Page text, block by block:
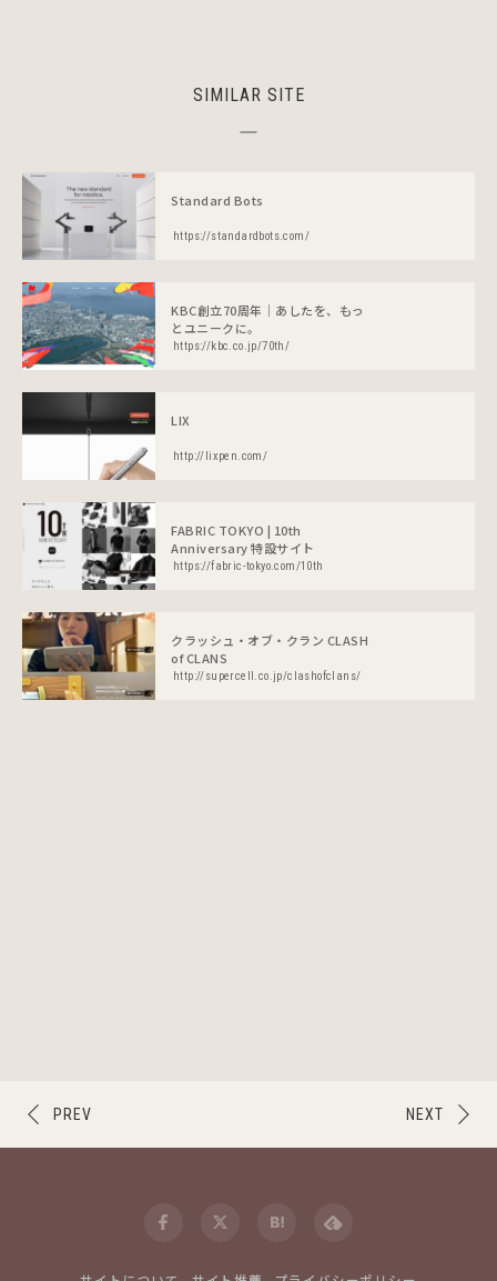
SIMILAR SITE
Standard Bots
https://standardbots.com/
KBC創立70周年｜あしたを、もっ
とユニークに。
https://kbc.co.jp/70th/
LIX
http://lixpen.com/
FABRIC TOKYO | 10th
Anniversary 特設サイト
https://fabric-tokyo.com/10th
クラッシュ・オブ・クラン CLASH
of CLANS
http://supercell.co.jp/clashofclans/
NEXT
PREV